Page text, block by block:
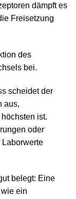
dämpft es
Freisetzung
des
bei.
scheidet der
aus,
ist.
oder
Laborwerte
belegt: Eine
ein